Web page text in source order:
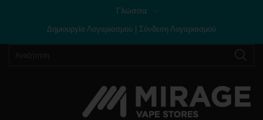
Γλώσσα
Δημιουργία Λογαριασμού Σύνδεση Λογαριασμού